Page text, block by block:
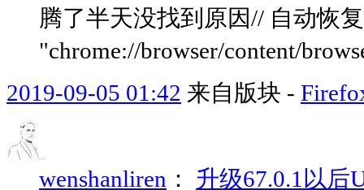
腾了半天没找到原因// 自动恢
"chrome://browser/content/
2019-09-05 01:42 来自版块 -
wenshanliren ： 升级67.0.1以后